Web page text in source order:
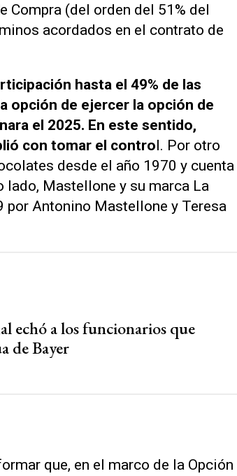
Compra (del orden del 51% del
acordados en el contrato de
hasta el 49% de las
opción de ejercer la opción de
el 2025. En este sentido,
con tomar el control. Por otro
desde el año 1970 y cuenta
Mastellone y su marca La
por Antonino Mastellone y Teresa
echó a los funcionarios que
de Bayer
que, en el marco de la Opción